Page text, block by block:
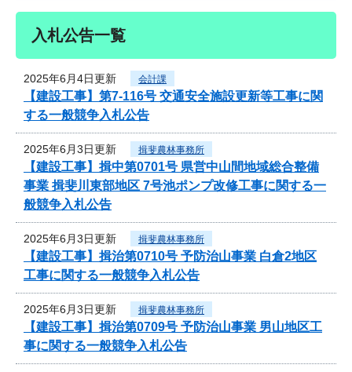
入札公告一覧
2025年6月4日更新 会計課
【建設工事】第7-116号 交通安全施設更新等工事に関
する一般競争入札公告
2025年6月3日更新 揖斐農林事務所
【建設工事】揖中第0701号 県営中山間地域総合整備
事業 揖斐川東部地区 7号池ポンプ改修工事に関する一
般競争入札公告
2025年6月3日更新 揖斐農林事務所
【建設工事】揖治第0710号 予防治山事業 白倉2地区
工事に関する一般競争入札公告
2025年6月3日更新 揖斐農林事務所
【建設工事】揖治第0709号 予防治山事業 男山地区工
事に関する一般競争入札公告